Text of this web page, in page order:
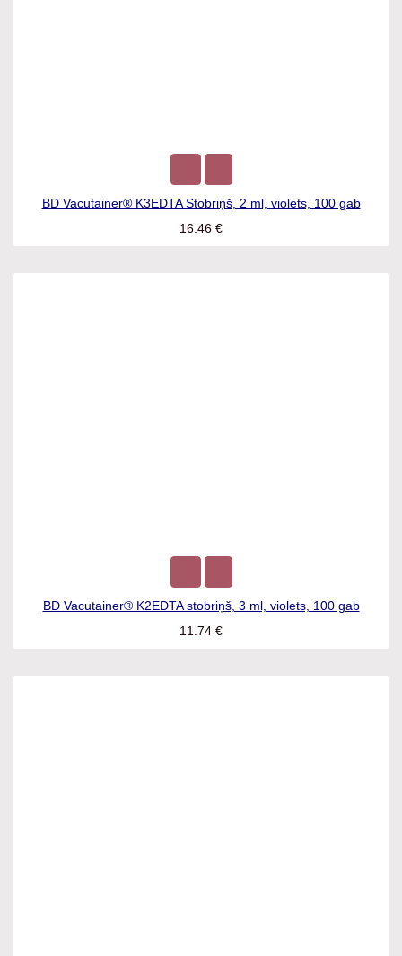
BD Vacutainer® K3EDTA Stobriņš, 2 ml, violets, 100 gab
16.46€
BD Vacutainer® K2EDTA stobriņš, 3 ml, violets, 100 gab
11.74€